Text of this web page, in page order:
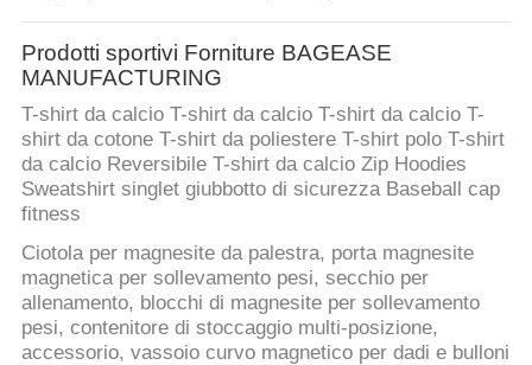
Prodotti sportivi Forniture BAGEASE
MANUFACTURING
T-shirt da calcio T-shirt da calcio T-shirt da calcio T-
shirt da cotone T-shirt da poliestere T-shirt polo T-shirt
da calcio Reversibile T-shirt da calcio Zip Hoodies
Sweatshirt singlet giubbotto di sicurezza Baseball cap
fitness
Ciotola per magnesite da palestra, porta magnesite
magnetica per sollevamento pesi, secchio per
allenamento, blocchi di magnesite per sollevamento
pesi, contenitore di stoccaggio multi-posizione,
accessorio, vassoio curvo magnetico per dadi e bulloni